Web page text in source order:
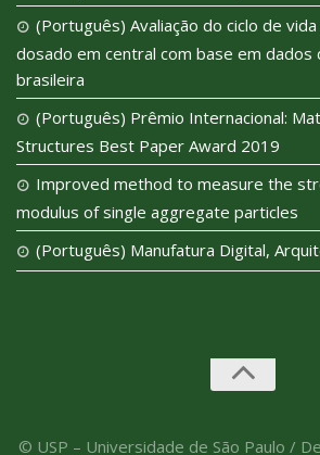
(Português) Avaliação do ciclo de
dosado em central com base em dados
brasileira
(Português) Prêmio Internacional:
Structures Best Paper Award 2019
Improved method to measure the
modulus of single aggregate particles
(Português) Manufatura Digital,
© USP – Universidade de São Paulo /